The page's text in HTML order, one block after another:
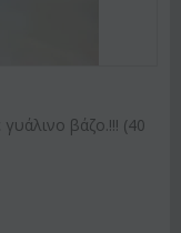
βάζο.!!! (40